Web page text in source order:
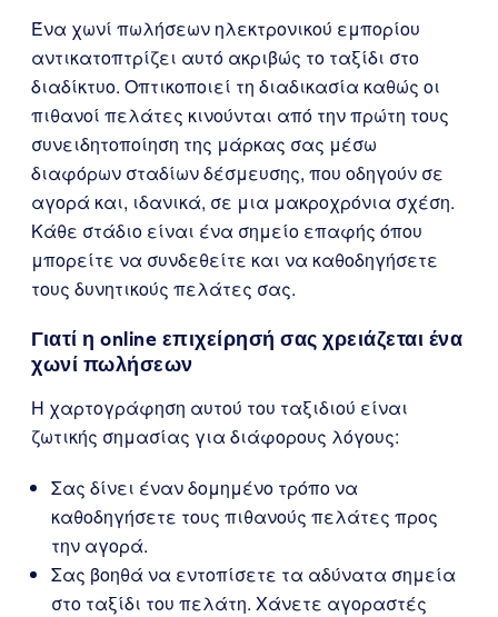
Ένα χωνί πωλήσεων ηλεκτρονικού εμπορίου
αντικατοπτρίζει αυτό ακριβώς το ταξίδι στο
διαδίκτυο. Οπτικοποιεί τη διαδικασία καθώς οι
πιθανοί πελάτες κινούνται από την πρώτη τους
συνειδητοποίηση της μάρκας σας μέσω
διαφόρων σταδίων δέσμευσης, που οδηγούν σε
αγορά και, ιδανικά, σε μια μακροχρόνια σχέση.
Κάθε στάδιο είναι ένα σημείο επαφής όπου
μπορείτε να συνδεθείτε και να καθοδηγήσετε
τους δυνητικούς πελάτες σας.
Γιατί η online επιχείρησή σας χρειάζεται ένα
χωνί πωλήσεων
Η χαρτογράφηση αυτού του ταξιδιού είναι
ζωτικής σημασίας για διάφορους λόγους:
Σας δίνει έναν δομημένο τρόπο να
καθοδηγήσετε τους πιθανούς πελάτες προς
την αγορά.
Σας βοηθά να εντοπίσετε τα αδύνατα σημεία
στο ταξίδι του πελάτη. Χάνετε αγοραστές